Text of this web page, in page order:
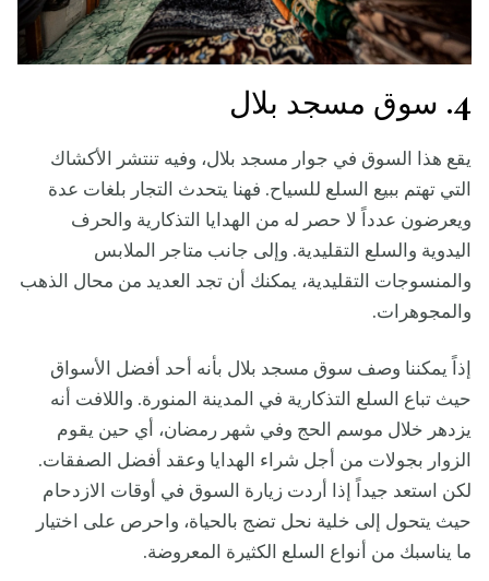
4. سوق مسجد بلال
يقع هذا السوق في جوار مسجد بلال، وفيه تنتشر الأكشاك
التي تهتم ببيع السلع للسياح. فهنا يتحدث التجار بلغات عدة
ويعرضون عدداً لا حصر له من الهدايا التذكارية والحرف
اليدوية والسلع التقليدية. وإلى جانب متاجر الملابس
والمنسوجات التقليدية، يمكنك أن تجد العديد من محال الذهب
والمجوهرات.
إذاً يمكننا وصف سوق مسجد بلال بأنه أحد أفضل الأسواق
حيث تباع السلع التذكارية في المدينة المنورة. واللافت أنه
يزدهر خلال موسم الحج وفي شهر رمضان، أي حين يقوم
الزوار بجولات من أجل شراء الهدايا وعقد أفضل الصفقات.
لكن استعد جيداً إذا أردت زيارة السوق في أوقات الازدحام
حيث يتحول إلى خلية نحل تضج بالحياة، واحرص على اختيار
ما يناسبك من أنواع السلع الكثيرة المعروضة.